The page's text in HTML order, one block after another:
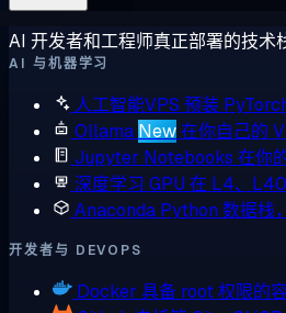
AI 开发者和工程师真正部署的技术
AI 与机器学习
人工智能VPS 预装
Ollama New在你自己的
Jupyter Notebooks 在你
深度学习 GPU 在 L4、
Anaconda Python 数据栈
开发者与 DEVOPS
Docker 具备 root 权限的